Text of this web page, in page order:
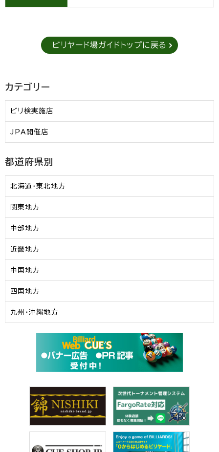
ビリヤード場ガイドトップに戻る
カテゴリー
ビリ検実施店
JPA開催店
都道府県別
北海道・東北地方
関東地方
中部地方
近畿地方
中国地方
四国地方
九州・沖縄地方